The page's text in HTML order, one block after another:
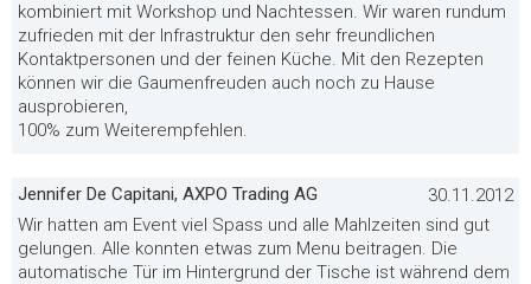
kombiniert mit Workshop und Nachtessen. Wir waren rundum
zufrieden mit der Infrastruktur den sehr freundlichen
Kontaktpersonen und der feinen Küche. Mit den Rezepten
können wir die Gaumenfreuden auch noch zu Hause
ausprobieren,
100% zum Weiterempfehlen.
Jennifer De Capitani, AXPO Trading AG
30.11.2012
Wir hatten am Event viel Spass und alle Mahlzeiten sind gut
gelungen. Alle konnten etwas zum Menu beitragen. Die
automatische Tür im Hintergrund der Tische ist während dem